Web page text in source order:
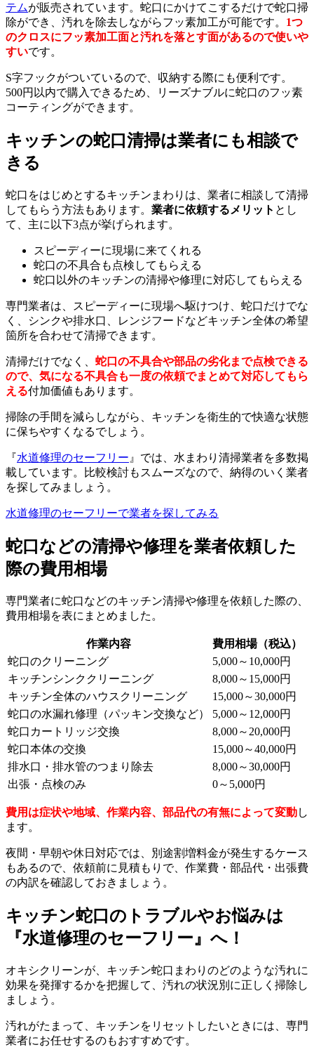
テムが販売されています。蛇口にかけてこするだけで蛇口掃
除ができ、汚れを除去しながらフッ素加工が可能です。 1つ
のクロスにフッ素加工面と汚れを落とす面があるので使いや
すいです。
S字フックがついているので、収納する際にも便利です。
500円以内で購入できるため、リーズナブルに蛇口のフッ素
コーティングができます。
キッチンの蛇口清掃は業者にも相談で
きる
蛇口をはじめとするキッチンまわりは、業者に相談して清掃
してもらう方法もあります。 業者に依頼するメリット とし
て、主に以下3点が挙げられます。
スピーディーに現場に来てくれる
蛇口の不具合も点検してもらえる
蛇口以外のキッチンの清掃や修理に対応してもらえる
専門業者は、スピーディーに現場へ駆けつけ、蛇口だけでな
く、シンクや排水口、レンジフードなどキッチン全体の希望
箇所を合わせて清掃できます。
清掃だけでなく、 蛇口の不具合や部品の劣化まで点検できる
ので、気になる不具合も一度の依頼でまとめて対応してもら
える付加価値もあります。
掃除の手間を減らしながら、キッチンを衛生的で快適な状態
に保ちやすくなるでしょう。
『水道修理のセーフリー 』では、水まわり清掃業者を多数掲
載しています。比較検討もスムーズなので、納得のいく業者
を探してみましょう。
水道修理のセーフリーで業者を探してみる
蛇口などの清掃や修理を業者依頼した
際の費用相場
専門業者に蛇口などのキッチン清掃や修理を依頼した際の、
費用相場を表にまとめました。
作業内容
費用相場（税込）
蛇口のクリーニング
5,000～10,000円
キッチンシンククリーニング
8,000～15,000円
キッチン全体のハウスクリーニング
15,000～30,000円
蛇口の水漏れ修理（パッキン交換など）
5,000～12,000円
蛇口カートリッジ交換
8,000～20,000円
蛇口本体の交換
15,000～40,000円
排水口・排水管のつまり除去
8,000～30,000円
出張・点検のみ
0～5,000円
費用は症状や地域、作業内容、部品代の有無によって変動し
ます。
夜間・早朝や休日対応では、別途割増料金が発生するケース
もあるので、依頼前に見積もりで、作業費・部品代・出張費
の内訳を確認しておきましょう。
キッチン蛇口のトラブルやお悩みは
『水道修理のセーフリー』へ！
オキシクリーンが、キッチン蛇口まわりのどのような汚れに
効果を発揮するかを把握して、汚れの状況別に正しく掃除し
ましょう。
汚れがたまって、キッチンをリセットしたいときには、専門
業者にお任せするのもおすすめです。